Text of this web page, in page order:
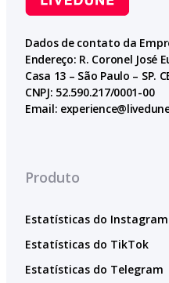
Dados de contato da
Endereço: R. Coronel José
Casa 13 – São Paulo – SP.
CNPJ: 52.590.217/0001-00
Email:
Produto
Estatísticas do Instagram
Estatísticas do TikTok
Estatísticas do Telegram